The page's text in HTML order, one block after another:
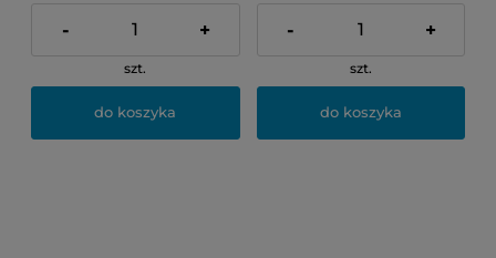
- +
szt.
do koszyka
- +
szt.
do koszyka